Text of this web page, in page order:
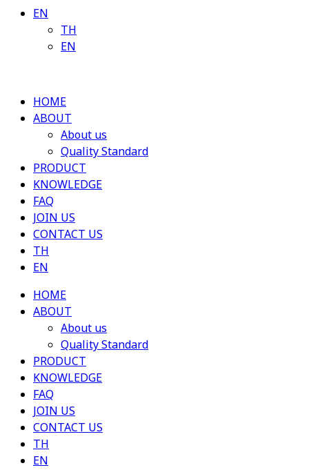
EN
TH
EN
HOME
ABOUT
About us
Quality Standard
PRODUCT
KNOWLEDGE
FAQ
JOIN US
CONTACT US
TH
EN
HOME
ABOUT
About us
Quality Standard
PRODUCT
KNOWLEDGE
FAQ
JOIN US
CONTACT US
TH
EN